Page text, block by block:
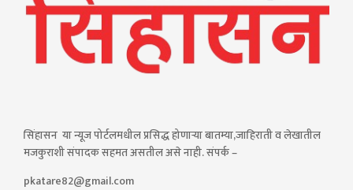
सिंहासन या न्यूज पोर्टलमधील प्रसिद्ध होणाऱ्या बातम्या,जाहिराती व लेखातील
मजकुराशी संपादक सहमत असतील असे नाही. संपर्क –
pkatare82@gmail.com